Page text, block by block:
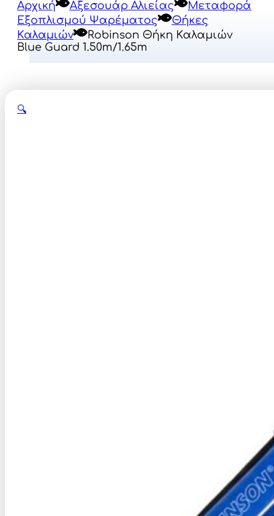
Αρχική Αξεσουάρ Αλιείας
Μεταφορά
Εξοπλισμού Ψαρέματος
Θήκες
Καλαμιών
Robinson Θήκη Καλαμιών
Blue Guard 1.50m/1.65m
🔍